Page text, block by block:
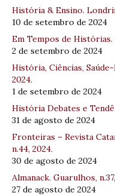
História & Ensino.
10 de setembro de 2024
Em Tempos de Histórias.
2 de setembro de 2024
História, Ciências,
2024.
1 de setembro de 2024
História Debates e
31 de agosto de 2024
Fronteiras – Revista
n.44, 2024.
30 de agosto de 2024
Almanack. Guarulhos,
27 de agosto de 2024